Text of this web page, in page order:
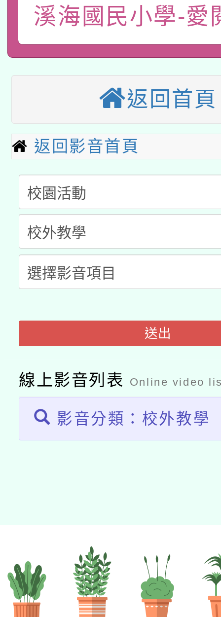
年度健康促進學校輔導
業成長研習」實施計畫
原住民族教育政策研討
族教育國際趨勢與發展
轉知教育部國民及學前
新北市政府教育局辦理
方素養工作坊新北場」
「族語學習班」招生簡
轉知有關國立成功大學
文教學共融平台-教案
教育部國民及學前教
年度COVID-19疫苗接
接種對象擴大為「滿6
月28日止
轉知經濟部水利署委託
業技術研究院辦理「
動」
115年8月22日(星期六
桃園市孔廟祈福系列
開 智慧啟航」
2026年桃園地景藝術
「2026桃園藝術巡演
關事宜
轉知教育部國民及學前
國立臺灣師範大學辦理
年度健康促進學校輔導
業成長研習」實施計畫
函轉國家教育研究院中
原住民族教育政策研討
族教育國際趨勢與發展
轉知教育部國民及學前
新北市政府教育局辦理
方素養工作坊新北場」
函轉國立臺灣師範大學
「族語學習班」招生簡
文教學共融平台-教案
教育部國民及學前教
接種對象擴大為「滿6
接種之民眾」措施，延
月28日止
溪海國民小學-愛
返回首頁
返回影音首頁
送出
線上影音列表 Online video
影音分類：校外教學